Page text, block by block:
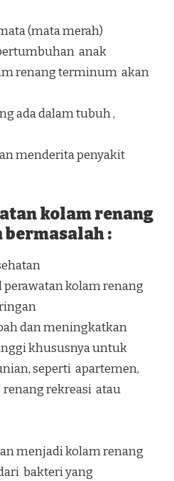
(mata merah)
anak
renang terminum akan
ada dalam tubuh ,
menderita penyakit
kolam renang
bermasalah :
perawatan kolam renang
dan meningkatkan
khususnya untuk
seperti apartemen,
rekreasi atau
menjadi kolam renang
bakteri yang